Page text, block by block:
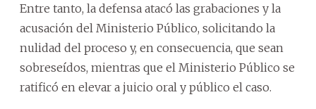
Entre tanto, la defensa atacó las grabaciones y la
acusación del Ministerio Público, solicitando la
nulidad del proceso y, en consecuencia, que sean
sobreseídos, mientras que el Ministerio Público se
ratificó en elevar a juicio oral y público el caso.